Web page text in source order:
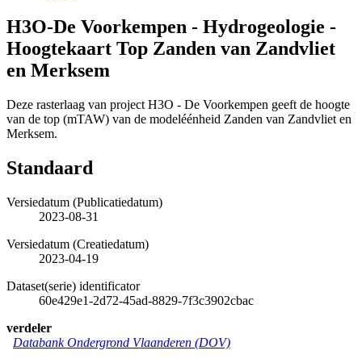
H3O-De Voorkempen - Hydrogeologie -
Hoogtekaart Top Zanden van Zandvliet
en Merksem
Deze rasterlaag van project H3O - De Voorkempen geeft de hoogte
van de top (mTAW) van de modeléénheid Zanden van Zandvliet en
Merksem.
Standaard
Versiedatum (Publicatiedatum)
2023-08-31
Versiedatum (Creatiedatum)
2023-04-19
Dataset(serie) identificator
60e429e1-2d72-45ad-8829-7f3c3902cbac
verdeler
Databank Ondergrond Vlaanderen (DOV)